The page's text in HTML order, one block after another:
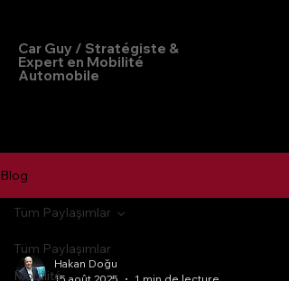
Car Guy / Stratégiste &
Expert en Mobilité
Automobile
Blog
Tüm Paylaşımlar
Mobilité
Tüm Paylaşımlar
Hakan Doğu